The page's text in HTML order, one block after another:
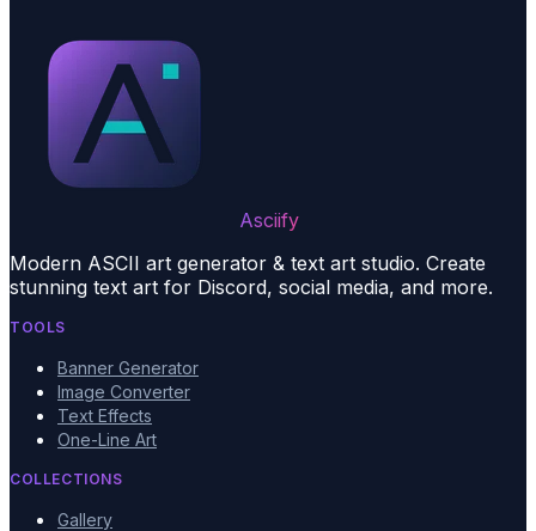
Asciify
Modern ASCII art generator & text art studio. Create
stunning text art for Discord, social media, and more.
TOOLS
Banner Generator
Image Converter
Text Effects
One-Line Art
COLLECTIONS
Gallery